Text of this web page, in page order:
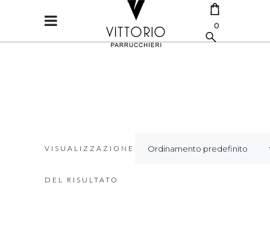
0
VISUALIZZAZIONE
DEL RISULTATO
Ordinamento predefinito